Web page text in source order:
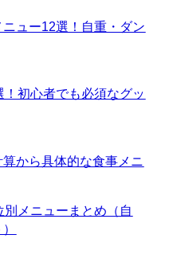
ュー12選！自重・ダン
初心者でも必須なグッ
から具体的な食事メニ
別メニューまとめ（自